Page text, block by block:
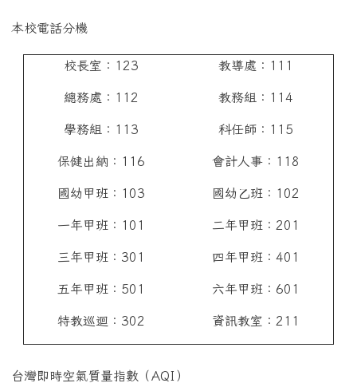
本校電話分機
校長室：123
總務處：112
學務組：113
保健出納：116
國幼甲班：103
一年甲班：101
三年甲班：301
五年甲班：501
特教巡迴：302
教導處：111
教務組：114
科任師：115
會計人事：118
國幼乙班：102
二年甲班：201
四年甲班：401
六年甲班：601
資訊教室：211
台灣即時空氣質量指數（AQI）